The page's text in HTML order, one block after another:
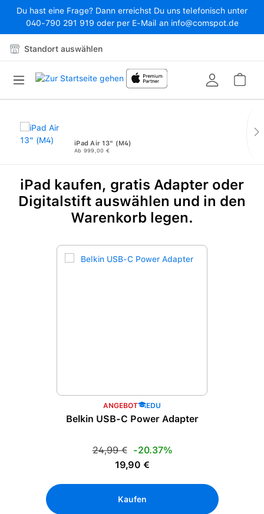
Zum Hauptinhalt springen
Du hast eine Frage? Dann erreichst Du uns telefonisch unter
040-790 291 919 oder per E-Mail an info@comspot.de
Standort auswählen
iPad Air 13" (M4)
Ab 999,00 €
Produktgalerie überspringen
iPad kaufen, gratis Adapter oder
Digitalstift auswählen und in den
Warenkorb legen.
ANGEBOT EDU
Belkin USB-C Power Adapter
Verkaufspreis:
Regulärer Preis:
24,99 €
-20.37%
19,90 €
Kaufen